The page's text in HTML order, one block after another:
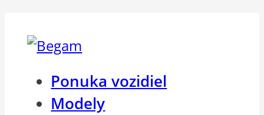
Ponuka vozidiel
Modely